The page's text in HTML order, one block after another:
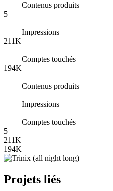
Contenus produits
5
Impressions
211K
Comptes touchés
194K
Contenus produits
Impressions
Comptes touchés
5
211K
194K
Projets liés